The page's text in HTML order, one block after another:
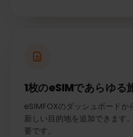
1枚のeSIMであらゆる
eSIMFOXのダッシュボードか
新しい目的地を追加できます
要です。